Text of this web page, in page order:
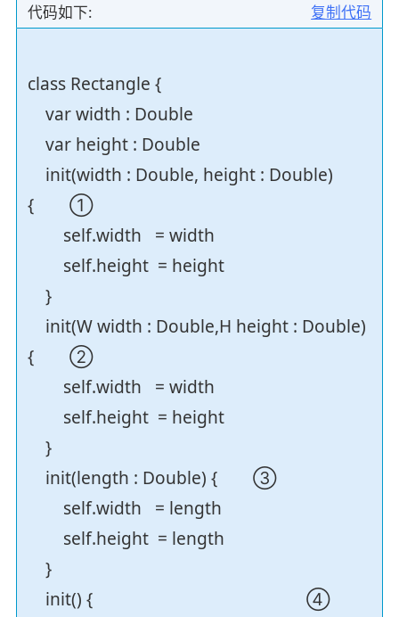
复制代码
代码如下:
class Rectangle {
var width : Double
var height : Double
init(width : Double, height : Double)
{ ①
self.width = width
self.height = height
}
init(W width : Double,H height : Double)
{ ②
self.width = width
self.height = height
}
init(length : Double) { ③
self.width = length
self.height = length
}
init() { ④